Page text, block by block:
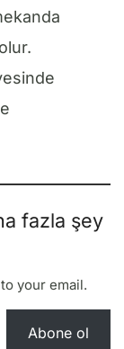
fazla şey
your email.
Abone ol